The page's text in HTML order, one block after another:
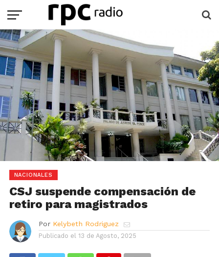
NACIONALES
CSJ suspende compensación de
retiro para magistrados
Por Kelybeth Rodriguez
Publicado el 13 de Agosto, 2025